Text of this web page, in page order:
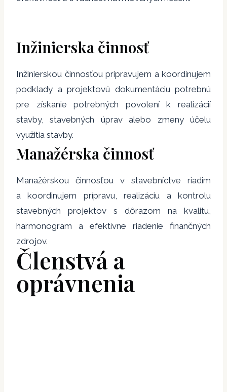
Inžinierska činnosť
Inžinierskou činnosťou pripravujem a koordinujem
podklady a projektovú dokumentáciu potrebnú
pre získanie potrebných povolení k realizácií
stavby, stavebných úprav alebo zmeny účelu
využitia stavby.
Manažérska činnosť
Manažérskou činnosťou v stavebníctve riadim
a koordinujem prípravu, realizáciu a kontrolu
stavebných projektov s dôrazom na kvalitu,
harmonogram a efektívne riadenie finančných
zdrojov.
Členstvá a
oprávnenia